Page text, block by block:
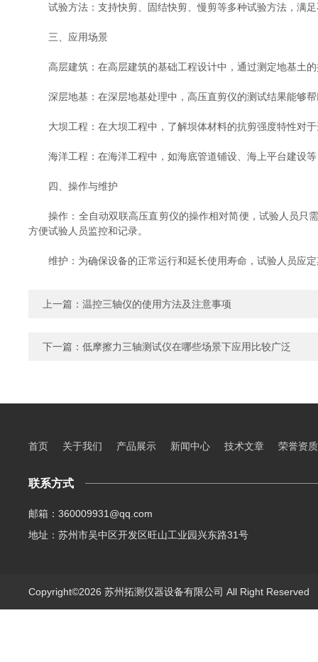
试验方法：支持快剪、固结快剪、慢剪等多种试验方法，满足
三、应用场景
高层建筑：在高层建筑的基础工程设计中，通过测定地基土的
深层地基：在深层地基处理中，高压直剪仪的测试结果能够帮
大坝工程：在大坝工程中，了解坝体材料的抗剪强度特性对于
海洋工程：在海洋工程中，如海底管道铺设、海上平台建设等
四、操作与维护
操作：全自动双联高压直剪仪的操作相对简便，试验人员只需
方便试验人员监控和记录。
维护：为确保设备的正常运行和延长使用寿命，试验人员应定
上一篇： 温控三轴仪的使用方法及注意事项
下一篇： 低摩擦力三轴测试仪在哪些场景下应用比较广泛
首页 关于我们 产品展示 新闻中心 技术文章 荣誉资质
联系方式
邮箱：360009931@qq.com
地址：苏州市吴中区开发区旺山工业园兴东路31号
Copyright©2026 苏州拓测仪器设备有限公司 All Right